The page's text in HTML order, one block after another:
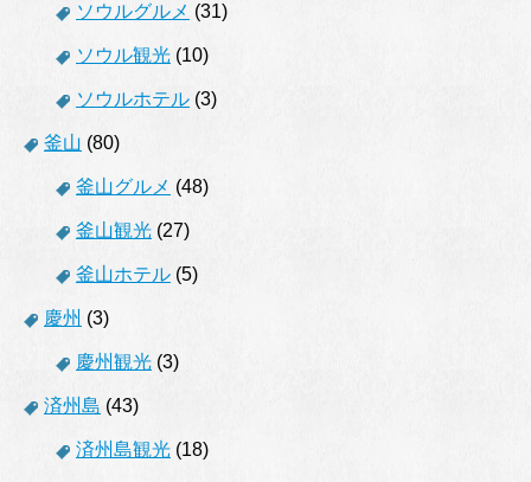
ソウルグルメ (31)
ソウル観光 (10)
ソウルホテル (3)
釜山 (80)
釜山グルメ (48)
釜山観光 (27)
釜山ホテル (5)
慶州 (3)
慶州観光 (3)
済州島 (43)
済州島観光 (18)